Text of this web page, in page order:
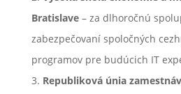
Bratislave– za dlhoročnú
zabezpečovaní spoločných
programov pre budúcich IT
Republiková únia